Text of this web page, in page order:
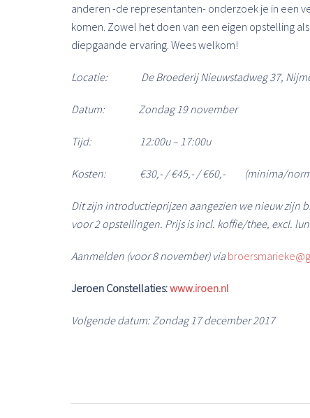
anderen -de representanten- onderzoek je in een
komen. Zowel het doen van een eigen opstelling
diepgaande ervaring. Wees welkom!
Locatie: De Broederij Nieuwstadweg 37,
Datum: Zondag 19 november
Tijd: 12:00u – 17:00u
Kosten: €30,- / €45,- / €60,- (minima/
Dit zijn introductieprijzen aangezien we nieuw zijn
voor 2 opstellingen. Prijs is incl. koffie/thee, excl.
Aanmelden (voor 8 november) via
Jeroen Constellaties:www.iroen.nl
Volgende datum: Zondag 17 december 2017